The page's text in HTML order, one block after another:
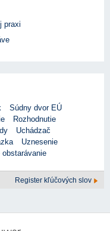
praxi
Súdny dvor EÚ
Rozhodnutie
Uchádzač
Uznesenie
obstarávanie
Register kľúčových slov